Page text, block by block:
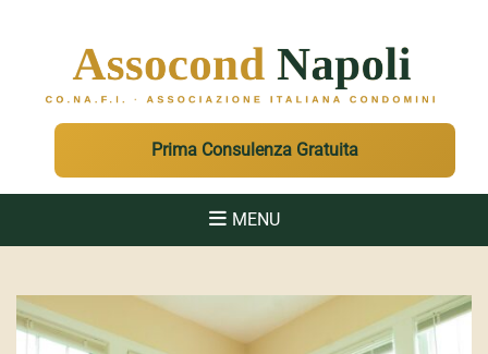
Prima Consulenza Gratuita
MENU